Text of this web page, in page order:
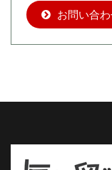
お問い合